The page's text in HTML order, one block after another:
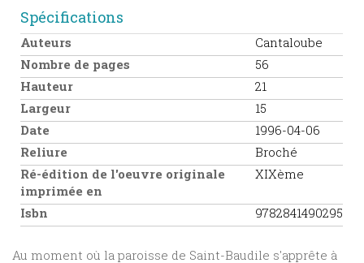
Spécifications
Auteurs
Cantaloube
Nombre de pages
56
Hauteur
21
Largeur
15
Date
1996-04-06
Reliure
Broché
Ré-édition de l'oeuvre originale
imprimée en
XIXème
Isbn 9782841490295
Au moment où la paroisse de Saint-Baudile s'apprête à